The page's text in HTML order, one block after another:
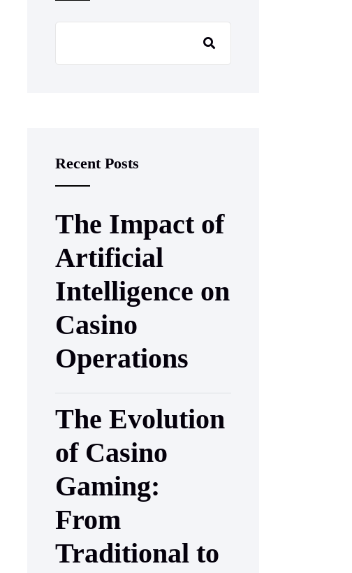
Recent Posts
The Impact of
Artificial
Intelligence on
Casino
Operations
The Evolution
of Casino
Gaming:
From
Traditional to